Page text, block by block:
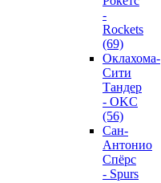
-
Rockets
(69)
Оклахома-
Сити
Тандер
- OKC
(56)
Сан-
Антонио
Спёрс
- Spurs